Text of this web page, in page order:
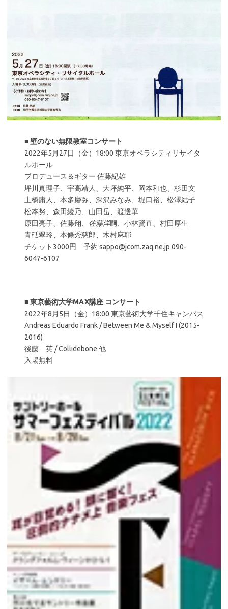
■壁のない無限教室コンサート
2022年5月27日（金）18:00 東京オペラシティリサイタ
ルホール
プロデュース＆ギター 佐藤紀雄
坪川真理子、宇高靖人、大坪純平、岡本和也、杉田文
土橋庸人、本多磨弥、深沢みなみ、堀口裕、松澤結子
松本努、森田綾乃、山田岳、渡邊華
原田亮子、佐藤翔、 佐藤洋嗣、小林賢直、村田厚生
青砥翠玲、本條秀慈郎、木村麻耶
チケット3000円 予約 sappo@jcom.zaq.ne.jp 090-
6047-6107
■東京藝術大学MAX講座 コンサート
2022年8月5日（金）18:00 東京藝術大学千住キャンパス
Andreas Eduardo Frank / Between Me & Myself I (2015-
2016)
後藤 英 / Collidebone 他
入場無料